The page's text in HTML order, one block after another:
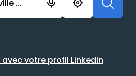
Rechercher avec votre
avec votre profil Linkedin